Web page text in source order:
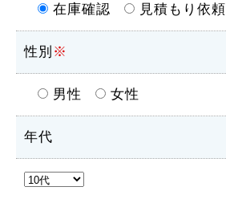
在庫確認 見積もり依頼
性別 ※
男性 女性
年代